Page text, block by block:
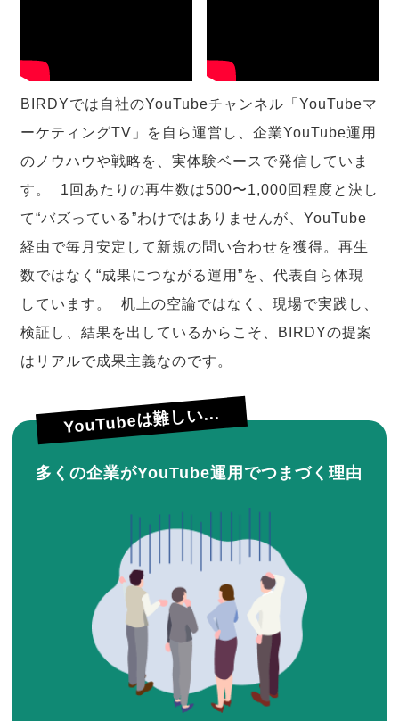
BIRDYでは自社のYouTubeチャンネル「YouTubeマ
ーケティングTV」を自ら運営し、企業YouTube運用
のノウハウや戦略を、実体験ベースで発信していま
す。 1回あたりの再生数は500〜1,000回程度と決し
て“バズっている”わけではありませんが、YouTube
経由で毎月安定して新規の問い合わせを獲得。再生
数ではなく“成果につながる運用”を、代表自ら体現
しています。 机上の空論ではなく、現場で実践し、
検証し、結果を出しているからこそ、BIRDYの提案
はリアルで成果主義なのです。
YouTubeは難しい...
多くの企業がYouTube運用でつまづく理由